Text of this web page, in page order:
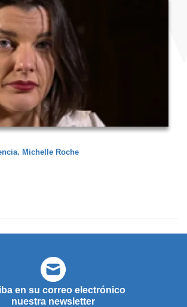
Michelle Roche
en su correo electrónico
nuestra newsletter